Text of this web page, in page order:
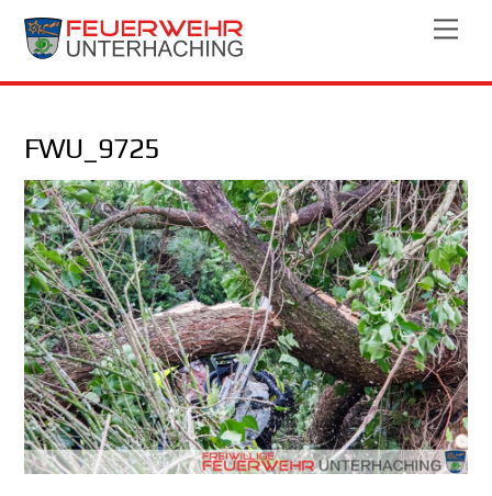
Skip
FWU_9725